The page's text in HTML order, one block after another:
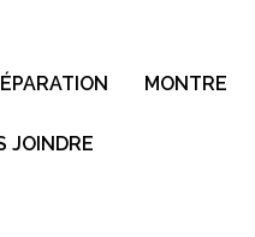
MONTRE
JOINDRE